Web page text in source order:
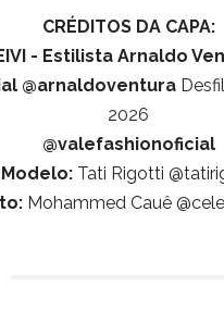
CRÉDITOS DA CAPA:
- Estilista Arnaldo
@arnaldoventura
2026
@valefashionoficial
Modelo:Tati Rigotti
Mohammed Cauê